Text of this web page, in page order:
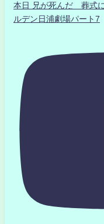
本日 兄が死んだ 葬式
ルデン日浦劇場パート7